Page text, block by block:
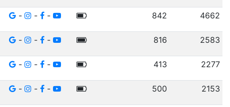
- - - 842 4662
- - - 816 2583
- - - 413 2277
- - - 500 2153